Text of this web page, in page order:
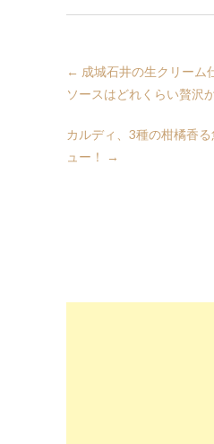
← 成城石井の生クリーム
ソースはどれくらい贅沢
カルディ、3種の柑橘香
ュー！
→